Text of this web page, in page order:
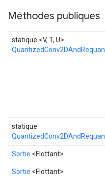
Méthodes publiques
statique <V, T, U>
statique
Sortie <Flottant>
Sortie <Flottant>